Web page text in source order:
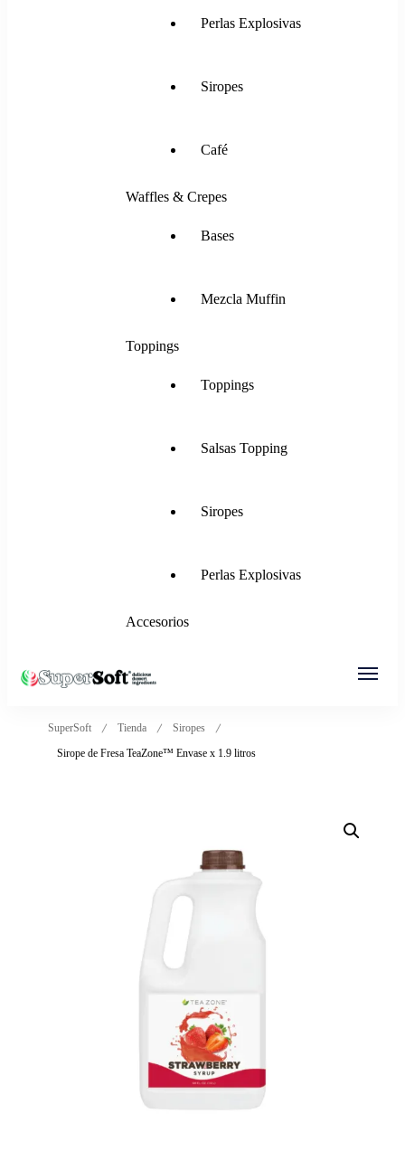
Perlas Explosivas
Siropes
Café
Waffles & Crepes
Bases
Mezcla Muffin
Toppings
Toppings
Salsas Topping
Siropes
Perlas Explosivas
Accesorios
SuperSoft Tienda
Siropes
Sirope de Fresa TeaZone™ Envase x 1.9 litros